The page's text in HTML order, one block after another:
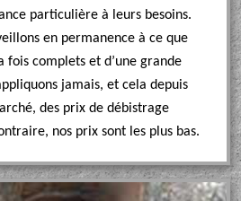
particulière à leurs besoins.
en permanence à ce que
fois complets et d’une grande
jamais, et cela depuis
des prix de débistrage
nos prix sont les plus bas.